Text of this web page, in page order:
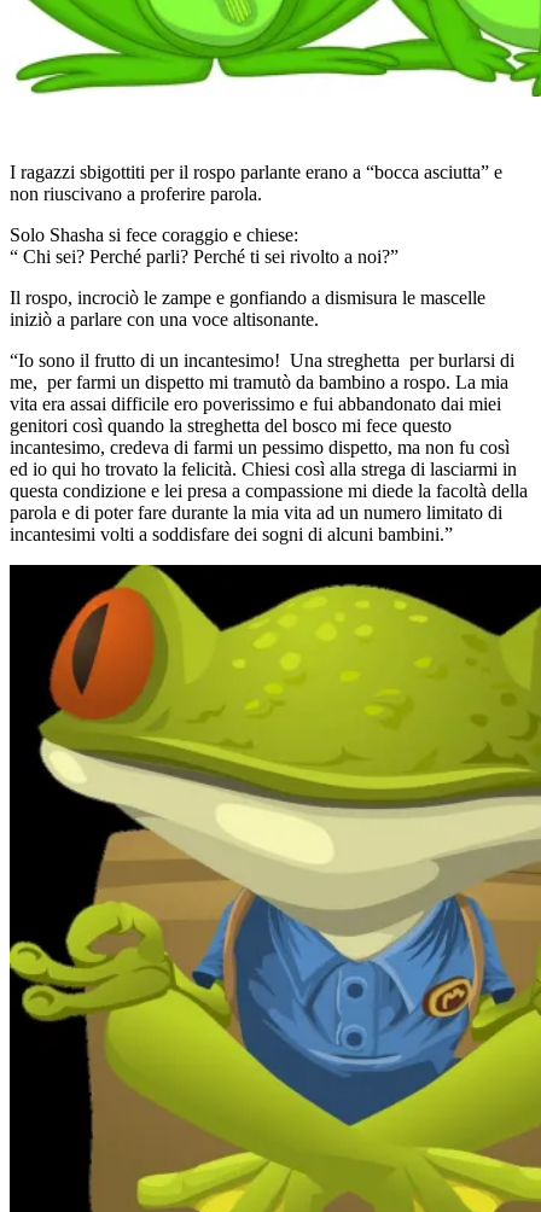
I ragazzi sbigottiti per il rospo parlante erano a “bocca asciutta” e
non riuscivano a proferire parola.
Solo Shasha si fece coraggio e chiese:
“ Chi sei? Perché parli? Perché ti sei rivolto a noi?”
Il rospo, incrociò le zampe e gonfiando a dismisura le mascelle
iniziò a parlare con una voce altisonante.
“Io sono il frutto di un incantesimo! Una streghetta per burlarsi di
me, per farmi un dispetto mi tramutò da bambino a rospo. La mia
vita era assai difficile ero poverissimo e fui abbandonato dai miei
genitori così quando la streghetta del bosco mi fece questo
incantesimo, credeva di farmi un pessimo dispetto, ma non fu così
ed io qui ho trovato la felicità. Chiesi così alla strega di lasciarmi in
questa condizione e lei presa a compassione mi diede la facoltà della
parola e di poter fare durante la mia vita ad un numero limitato di
incantesimi volti a soddisfare dei sogni di alcuni bambini.”